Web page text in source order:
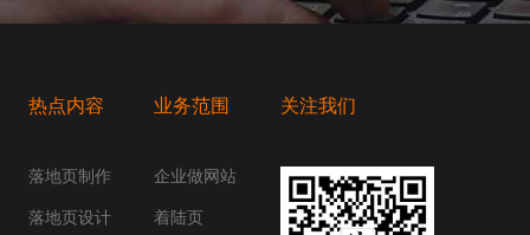
热点内容
落地页制作
落地页设计
业务范围
企业做网站
着陆页
关注我们